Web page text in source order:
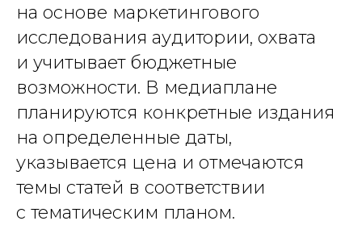
на основе маркетингового
исследования аудитории, охвата
и учитывает бюджетные
возможности. В медиаплане
планируются конкретные издания
на определенные даты,
указывается цена и отмечаются
темы статей в соответствии
с тематическим планом.